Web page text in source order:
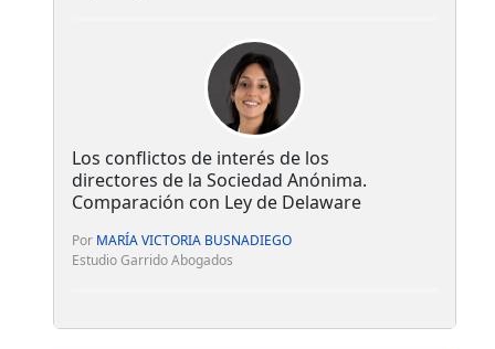
Los conflictos de interés de los
directores de la Sociedad Anónima.
Comparación con Ley de Delaware
Por MARÍA VICTORIA BUSNADIEGO
Estudio Garrido Abogados